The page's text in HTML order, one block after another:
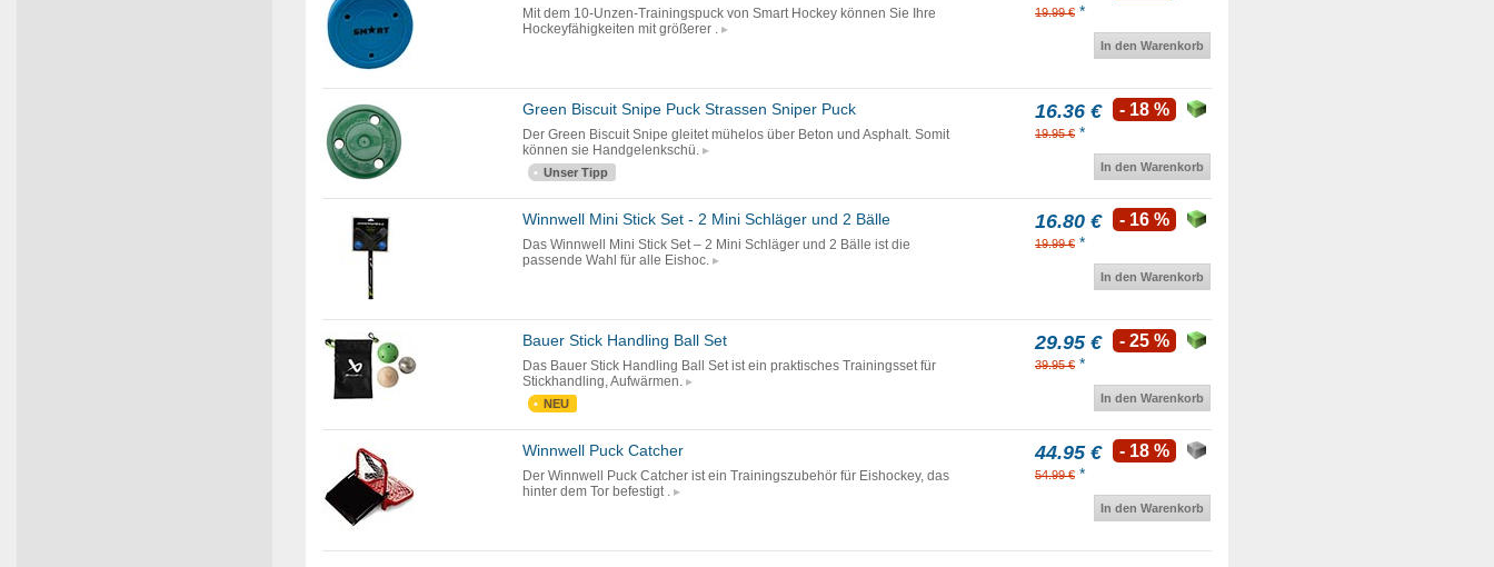
Mit dem 10-Unzen-Trainingspuck von Smart Hockey können Sie Ihre
Hockeyfähigkeiten mit größerer .
19.99 € *
In den Warenkorb
Green Biscuit Snipe Puck Strassen Sniper Puck
Der Green Biscuit Snipe gleitet mühelos über Beton und Asphalt. Somit
können sie Handgelenkschü.
Unser Tipp
16.36 €
19.95 € *
- 18 %
In den Warenkorb
Winnwell Mini Stick Set - 2 Mini Schläger und 2 Bälle
Das Winnwell Mini Stick Set – 2 Mini Schläger und 2 Bälle ist die
passende Wahl für alle Eishoc.
16.80 €
19.99 € *
- 16 %
In den Warenkorb
Bauer Stick Handling Ball Set
Das Bauer Stick Handling Ball Set ist ein praktisches Trainingsset für
Stickhandling, Aufwärmen.
NEU
29.95 €
39.95 € *
- 25 %
In den Warenkorb
Winnwell Puck Catcher
Der Winnwell Puck Catcher ist ein Trainingszubehör für Eishockey, das
hinter dem Tor befestigt .
44.95 €
54.99 € *
- 18 %
In den Warenkorb